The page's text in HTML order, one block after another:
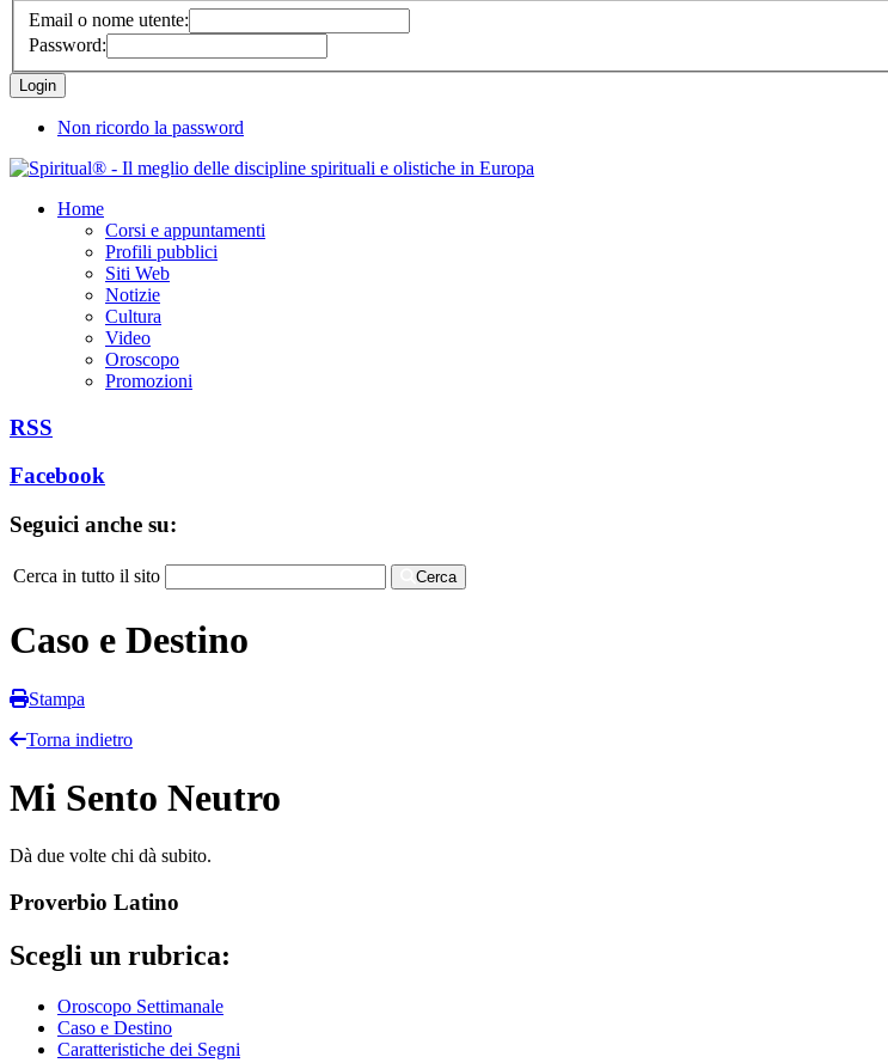
Email o nome utente:
Password:
Non ricordo la password
Home
Corsi e appuntamenti
Profili pubblici
Siti Web
Notizie
Cultura
Video
Oroscopo
Promozioni
RSS
Facebook
Seguici anche su:
Cerca in tutto il sito Cerca
Caso e Destino
Stampa
Torna indietro
Mi Sento Neutro
Dà due volte chi dà subito.
Proverbio Latino
Scegli un rubrica:
Oroscopo Settimanale
Caso e Destino
Caratteristiche dei Segni